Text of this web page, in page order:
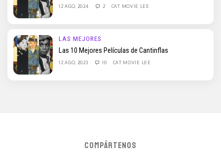
12 AGO, 2024 2 CAT MOVIE LEE
LAS MEJORES
Las 10 Mejores Películas de Cantinflas
12 AGO, 2023 10 CAT MOVIE LEE
COMPÁRTENOS